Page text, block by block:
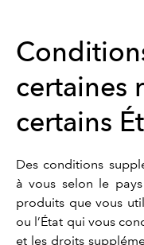
certaines
certains
Des conditions
à vous selon le
produits que vous
ou l’État qui vous
et les droits